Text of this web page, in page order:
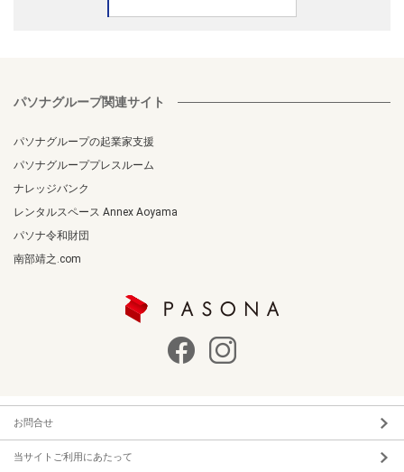
パソナグループ関連サイト
パソナグループの起業家支援
パソナグループプレスルーム
ナレッジバンク
レンタルスペース Annex Aoyama
パソナ令和財団
南部靖之.com
お問合せ
当サイトご利用にあたって